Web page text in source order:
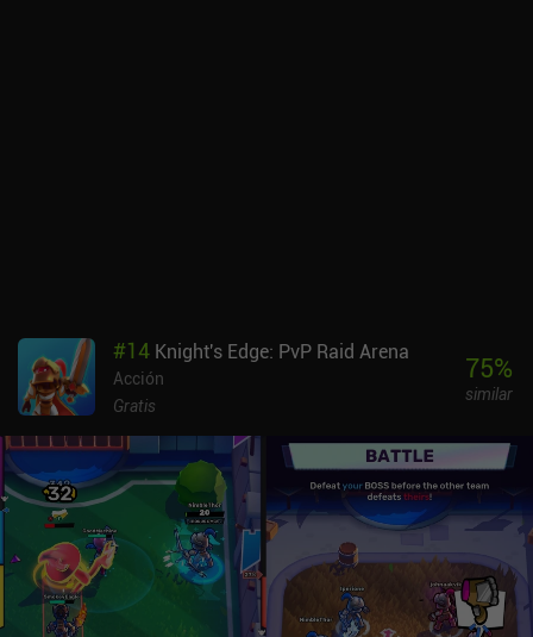
para adquirir dinero premium con el que comprar skins o héroes. El
debate sobre si esto hace que el juego sea de pago nunca termina,
pero la monetización es comparable a la de otros MOBA. Se
disfruta fácilmente como jugador libre.
#14 Knight's Edge: PvP Raid Arena
Acción
Gratis
75%
similar